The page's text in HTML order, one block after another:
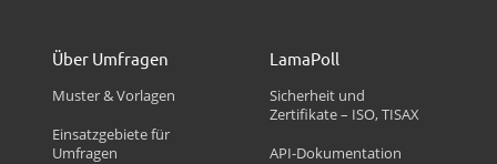
Über Umfragen
Muster & Vorlagen
Einsatzgebiete für
Umfragen
LamaPoll
Sicherheit und
Zertifikate – ISO, TISAX
API-Dokumentation